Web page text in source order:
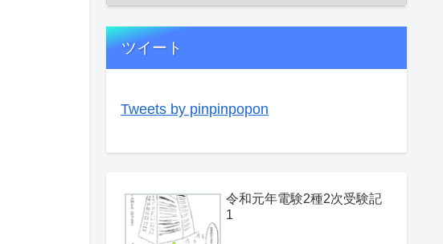
ツイート
Tweets by pinpinpopon
令和元年電験2種2次受験記
1